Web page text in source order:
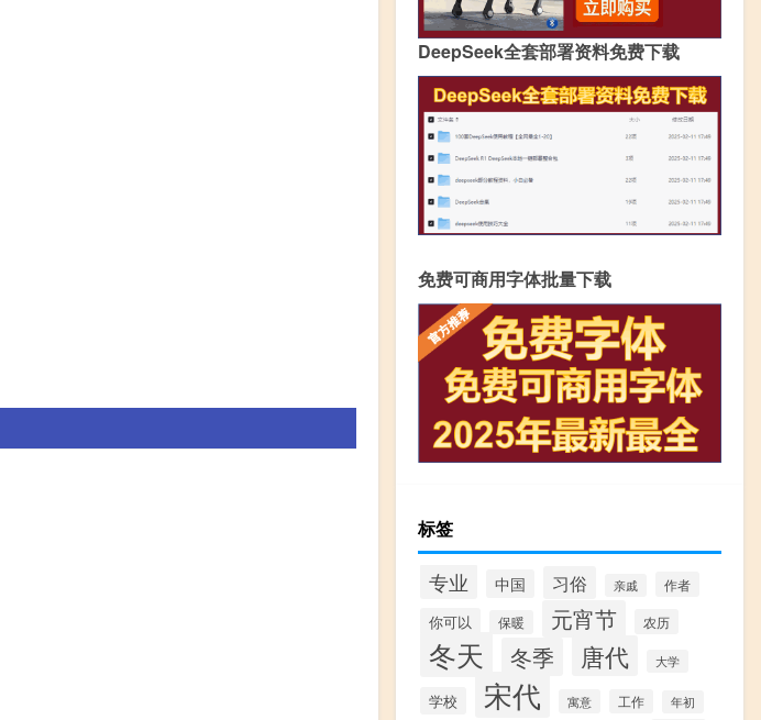
DeepSeek全套部署资料免费下载
免费可商用字体批量下载
标签
专业 中国 习俗 亲戚 作者
你可以 保暖 元宵节 农历
冬天 冬季 唐代 大学
学校 宋代 寓意 工作 年初